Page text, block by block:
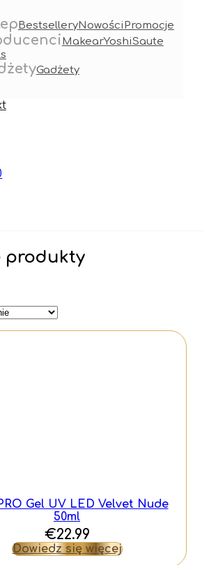
BestselleryNowości Promocje
MakearYoshiSaute
Gadżety
produkty
Gel UV LED Velvet Nude
50ml
€22.99
Dowiedz się więcej